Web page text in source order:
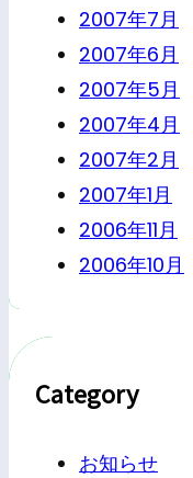
2007年7月
2007年6月
2007年5月
2007年4月
2007年2月
2007年1月
2006年11月
2006年10月
Category
お知らせ